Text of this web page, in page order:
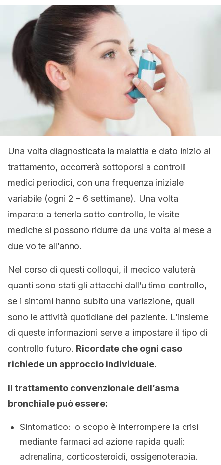
Una volta diagnosticata la malattia e dato inizio al
trattamento, occorrerà sottoporsi a controlli
medici periodici, con una frequenza iniziale
variabile (ogni 2 – 6 settimane). Una volta
imparato a tenerla sotto controllo, le visite
mediche si possono ridurre da una volta al mese a
due volte all’anno.
Nel corso di questi colloqui, il medico valuterà
quanti sono stati gli attacchi dall’ultimo controllo,
se i sintomi hanno subito una variazione, quali
sono le attività quotidiane del paziente. L’insieme
di queste informazioni serve a impostare il tipo di
controllo futuro. Ricordate che ogni caso
richiede un approccio individuale.
Il trattamento convenzionale dell’asma
bronchiale può essere:
Sintomatico: lo scopo è interrompere la crisi
mediante farmaci ad azione rapida quali:
adrenalina, corticosteroidi, ossigenoterapia.